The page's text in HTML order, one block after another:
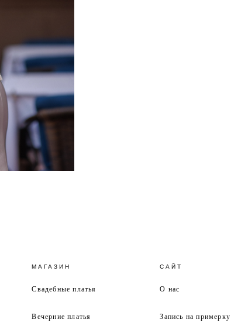
МАГАЗИН
Свадебные платья
Вечерние платья
САЙТ
О нас
Запись на примерку